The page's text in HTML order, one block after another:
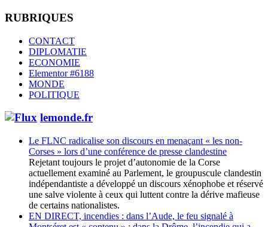
RUBRIQUES
CONTACT
DIPLOMATIE
ECONOMIE
Elementor #6188
MONDE
POLITIQUE
lemonde.fr
Le FLNC radicalise son discours en menaçant « les non-
Corses » lors d’une conférence de presse clandestine
Rejetant toujours le projet d’autonomie de la Corse
actuellement examiné au Parlement, le groupuscule clandestin
indépendantiste a développé un discours xénophobe et réservé
une salve violente à ceux qui luttent contre la dérive mafieuse
de certains nationalistes.
EN DIRECT, incendies : dans l’Aude, le feu signalé à